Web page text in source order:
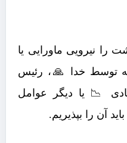
را نیرویی ماورایی یا
توسط خدا 🙏، رئیس
📉 یا دیگر عوامل
آن را بپذیریم.